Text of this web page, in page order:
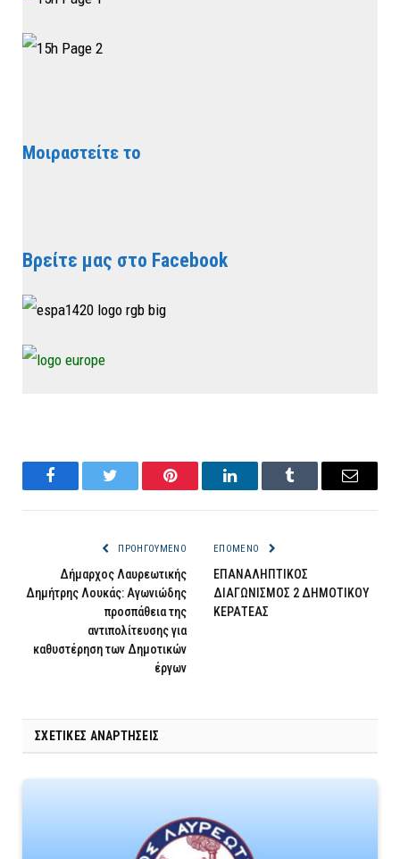
Μοιραστείτε το
Βρείτε μας στο Facebook
FacebookTwitter Pinterest LinkedInTumblr Email
ΠΡΟΗΓΟΎΜΕΝΟ
Δήμαρχος Λαυρεωτικής
Δημήτρης Λουκάς: Αγωνιώδης
προσπάθεια της
αντιπολίτευσης για
καθυστέρηση των Δημοτικών
έργων
ΕΠΌΜΕΝΟ
ΕΠΑΝΑΛΗΠΤΙΚΟΣ
ΔΙΑΓΩΝΙΣΜΟΣ 2 ΔΗΜΟΤΙΚΟΥ
ΚΕΡΑΤΕΑΣ
ΣΧΕΤΙΚΈΣ ΑΝΑΡΤΉΣΕΙΣ